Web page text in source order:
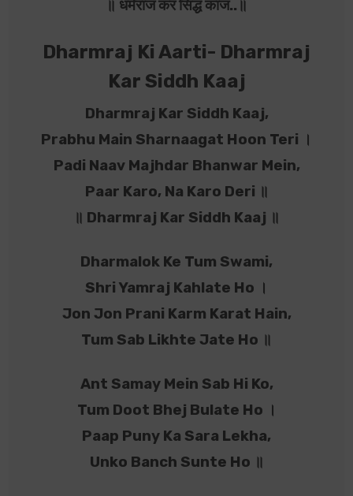
॥ धर्मराज कर सिद्ध काज..॥
Dharmraj Ki Aarti- Dharmraj
Kar Siddh Kaaj
Dharmraj Kar Siddh Kaaj,
Prabhu Main Sharnaagat Hoon Teri ।
Padi Naav Majhdar Bhanwar Mein,
Paar Karo, Na Karo Deri ॥
॥ Dharmraj Kar Siddh Kaaj ॥
Dharmalok Ke Tum Swami,
Shri Yamraj Kahlate Ho ।
Jon Jon Prani Karm Karat Hain,
Tum Sab Likhte Jate Ho ॥
Ant Samay Mein Sab Hi Ko,
Tum Doot Bhej Bulate Ho ।
Paap Puny Ka Sara Lekha,
Unko Banch Sunte Ho ॥